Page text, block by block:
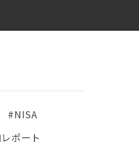
#NISA
ポート